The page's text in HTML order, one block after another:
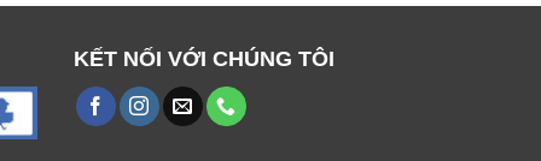
KẾT NỐI VỚI CHÚNG TÔI